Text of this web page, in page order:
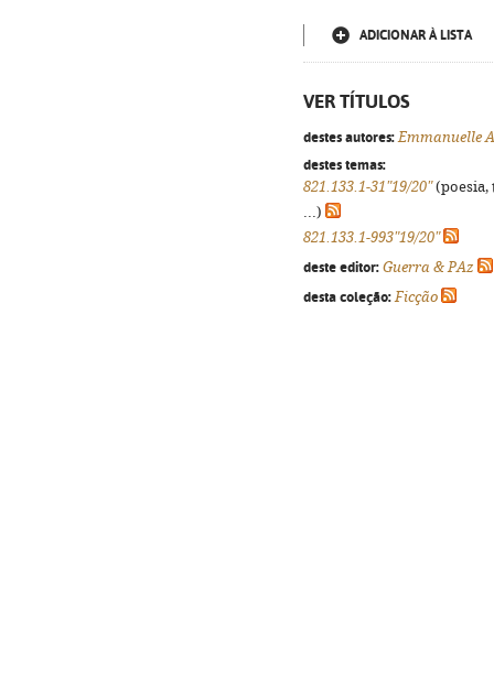
ADICIONAR À LISTA
VER TÍTULOS
destes autores: Emmanuelle
destes temas:
821.133.1-31"19/20"(poesia,
...)
821.133.1-993"19/20"
deste editor: Guerra & PAz
desta coleção: Ficção